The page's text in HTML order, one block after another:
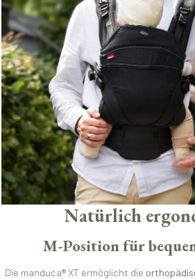
Natürlich
M-Position für
Die manduca® XT ermöglicht die